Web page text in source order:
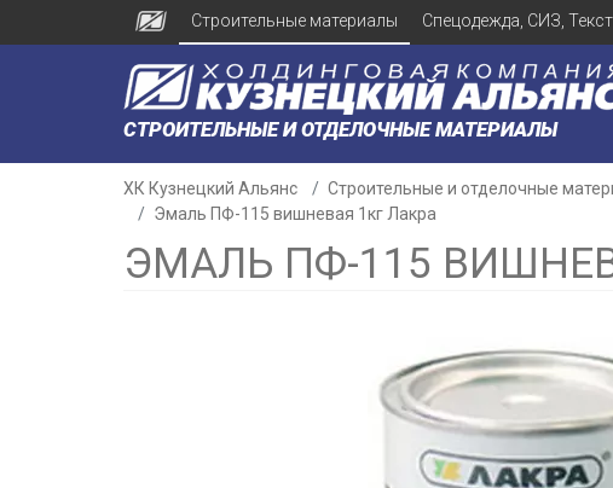
Строительные материалы Спецодежда, СИЗ,
СТРОИТЕЛЬНЫЕ И ОТДЕЛОЧНЫЕ МАТЕРИАЛЫ
ХК Кузнецкий Альянс Строительные и отделочные
Эмаль ПФ-115 вишневая 1кг Лакра
ЭМАЛЬ ПФ-115
на